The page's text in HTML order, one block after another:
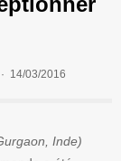
14/03/2016
Inde)